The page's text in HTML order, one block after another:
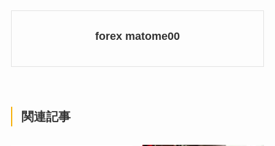
forex matome00
関連記事